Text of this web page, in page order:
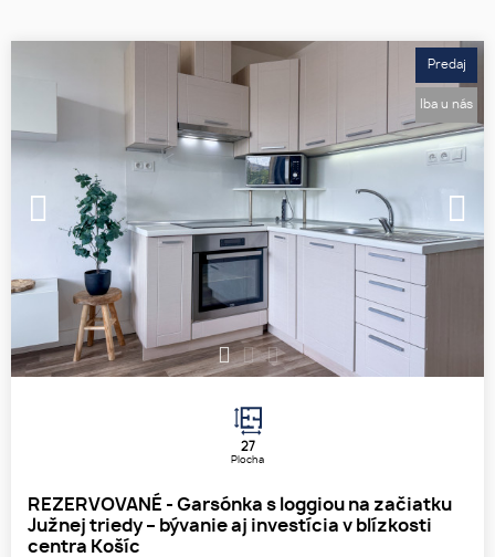
1 2 3
27
Plocha
REZERVOVANÉ - Garsónka s loggiou na začiatku
Južnej triedy – bývanie aj investícia v blízkosti
centra Košíc
Predaj
Iba u nás